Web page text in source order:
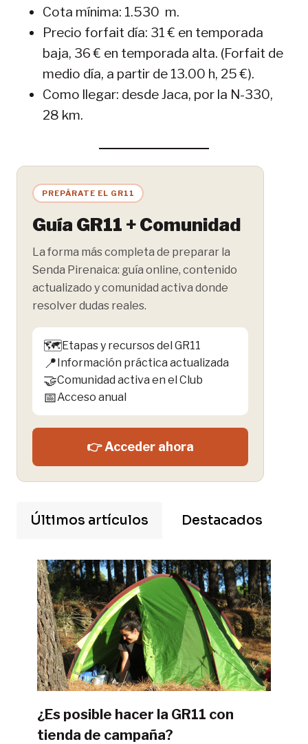
Cota mínima: 1.530 m.
Precio forfait día: 31 € en temporada
baja, 36 € en temporada alta. (Forfait de
medio día, a partir de 13.00 h, 25 €).
Como llegar: desde Jaca, por la N-330,
28 km.
PREPÁRATE EL GR11
Guía GR11 + Comunidad
La forma más completa de preparar la
Senda Pirenaica: guía online, contenido
actualizado y comunidad activa donde
resolver dudas reales.
🗺️Etapas y recursos del GR11
📍Información práctica actualizada
🤝Comunidad activa en el Club
📅Acceso anual
👉 Acceder ahora
Últimos artículos Destacados
¿Es posible hacer la GR11 con
tienda de campaña?